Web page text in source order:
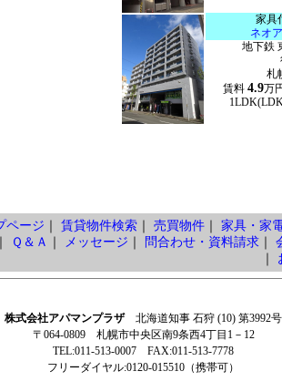
家具
ネオ
地下鉄
札
賃料 4.9万
ページ 賃貸物件検索｜ 売買物件｜ 家具・家
Ｑ＆Ａ メッセージ 問合わせ・資料請求｜
株式会社アパマンプラザ北海道知事 石狩 (10) 第3992号
〒064-0809 札幌市中央区南9条西4丁目1－12
TEL:011-513-0007 FAX:011-513-7778
フリーダイヤル:0120-015510（携帯可）